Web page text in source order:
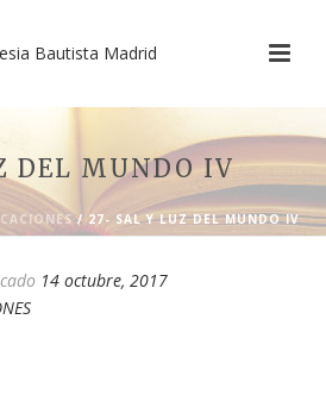
DEL MUNDO IV
/ 27- SAL Y LUZ DEL MUNDO IV
14 octubre, 2017